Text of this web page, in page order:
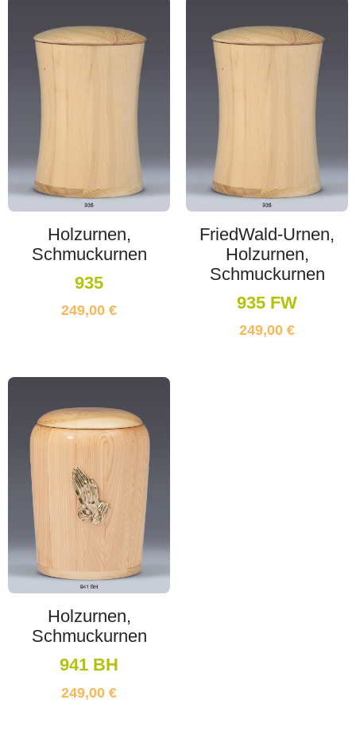
Holzurnen,
Schmuckurnen
935
249,00 €
FriedWald-Urnen,
Holzurnen,
Schmuckurnen
935 FW
249,00 €
Holzurnen,
Schmuckurnen
941 BH
249,00 €